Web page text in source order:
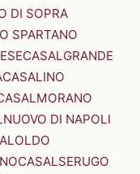
DI SOPRA
SPARTANO
CASALGRANDE
CASALINO
DI NAPOLI
CASALSERUGO